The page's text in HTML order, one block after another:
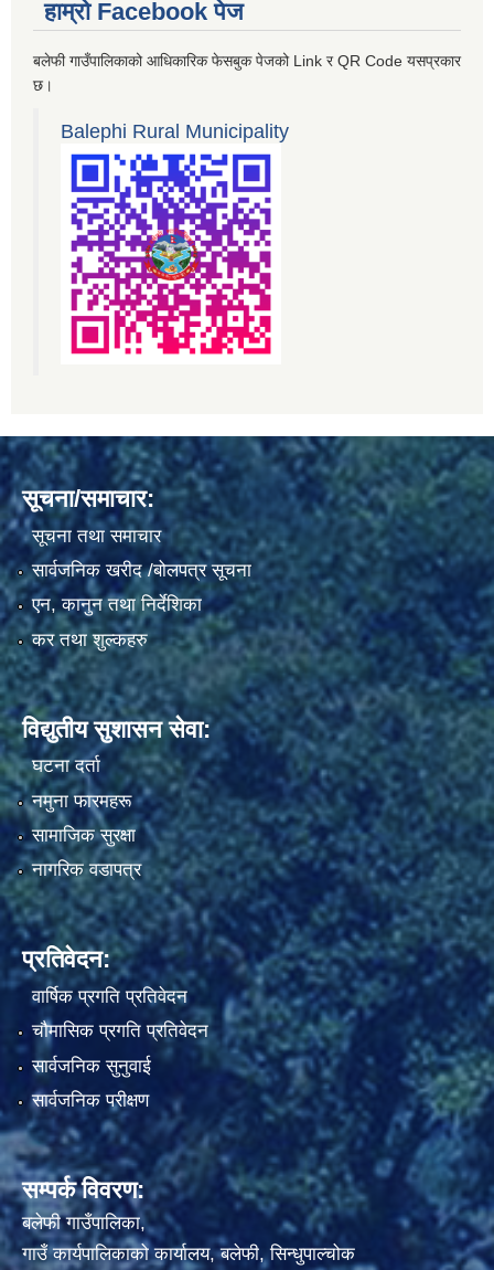
हाम्रो Facebook पेज
बलेफी गाउँपालिकाको आधिकारिक फेसबुक पेजको Link र QR Code यसप्रकार
छ।
Balephi Rural Municipality
सूचना/समाचार:
सूचना तथा समाचार
सार्वजनिक खरीद /बोलपत्र सूचना
एन, कानुन तथा निर्देशिका
कर तथा शुल्कहरु
विद्युतीय सुशासन सेवा:
घटना दर्ता
नमुना फारमहरू
सामाजिक सुरक्षा
नागरिक वडापत्र
प्रतिवेदन:
वार्षिक प्रगति प्रतिवेदन
चौमासिक प्रगति प्रतिवेदन
सार्वजनिक सुनुवाई
सार्वजनिक परीक्षण
सम्पर्क विवरण:
बलेफी गाउँपालिका,
गाउँ कार्यपालिकाको कार्यालय, बलेफी, सिन्धुपाल्चोक